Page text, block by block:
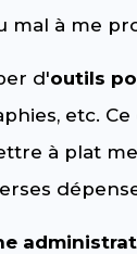
mal à me
d'outils
etc.
à plat